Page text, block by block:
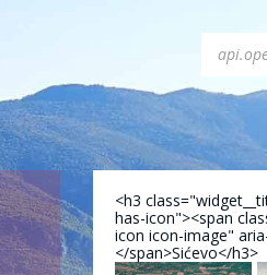
<h3
has-icon"><span
icon icon-image"
</span>Sićevo</h3>